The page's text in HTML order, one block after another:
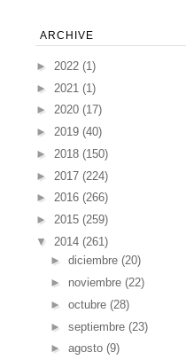
ARCHIVE
► 2022 (1)
► 2021 (1)
► 2020 (17)
► 2019 (40)
► 2018 (150)
► 2017 (224)
► 2016 (266)
► 2015 (259)
▼ 2014 (261)
► diciembre (20)
► noviembre (22)
► octubre (28)
► septiembre (23)
► agosto (9)